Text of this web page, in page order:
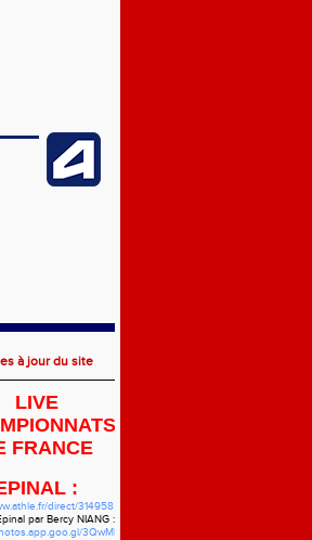
à jour du site
LIVE
FRANCE
:
direct/314958
par Bercy NIANG :
3QwMbzgWHVdYf5pw7